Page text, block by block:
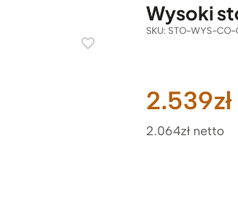
Wysoki
SKU: STO-WYS-
2.539zł
2.064zł netto